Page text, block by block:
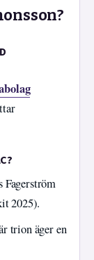
Fagerström
2025).
trion äger en